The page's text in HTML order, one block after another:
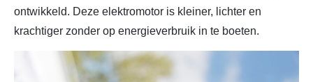
ontwikkeld. Deze elektromotor is kleiner, lichter en
krachtiger zonder op energieverbruik in te boeten.